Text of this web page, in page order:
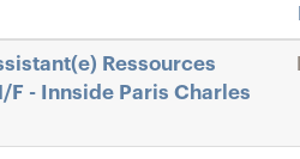
Ressources
F - Innside Paris Charles